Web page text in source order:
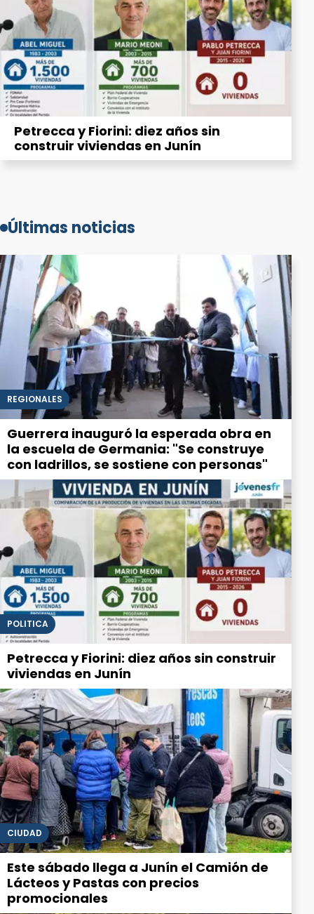
Petrecca y Fiorini: diez años sin
construir viviendas en Junín
Últimas noticias
REGIONALES
Guerrera inauguró la esperada obra en
la escuela de Germania: "Se construye
con ladrillos, se sostiene con personas"
POLITICA
Petrecca y Fiorini: diez años sin construir
viviendas en Junín
CIUDAD
Este sábado llega a Junín el Camión de
Lácteos y Pastas con precios
promocionales